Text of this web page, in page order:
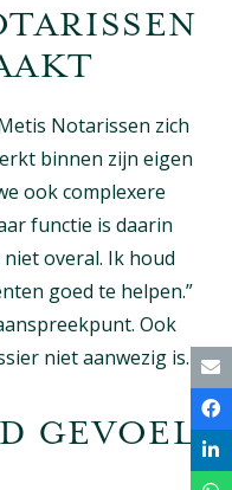
Notarissen zich
binnen zijn eigen
ook complexere
functie is daarin
overal. Ik houd
goed te helpen.”
Ook
niet aanwezig is.
GEVOEL